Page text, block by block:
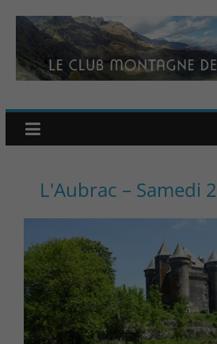
L'Aubrac – Samedi